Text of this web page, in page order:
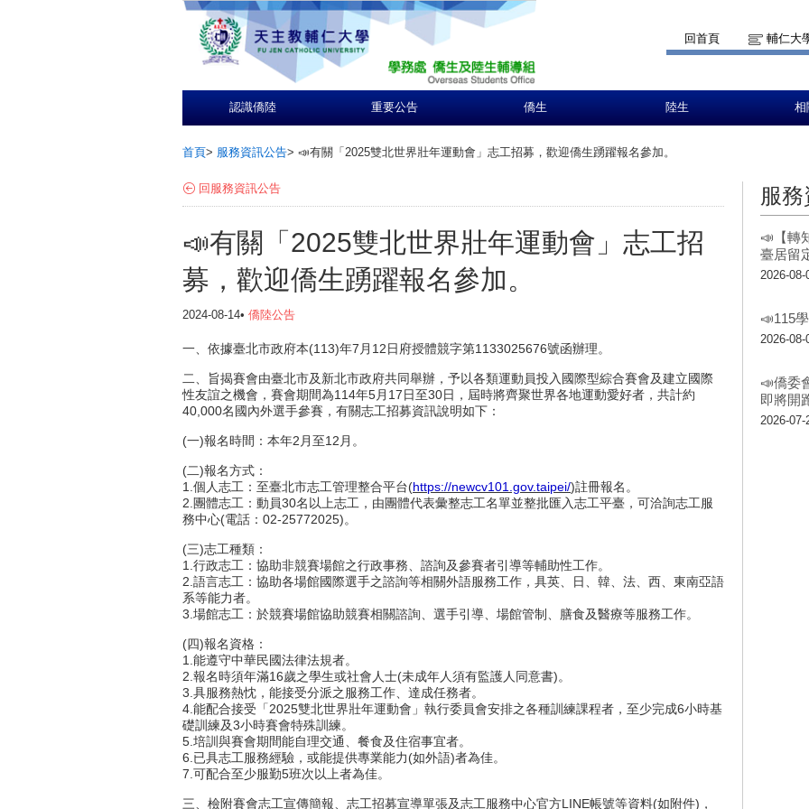
回首頁 輔仁大
認識僑陸 重要公告 僑生 陸生 相
首頁> 服務資訊公告> 📣有關「2025雙北世界壯年運動會」志工招募，歡迎僑生踴躍報名參加。
回服務資訊公告
📣有關「2025雙北世界壯年運動會」志工招
募，歡迎僑生踴躍報名參加。
2024-08-14• 僑陸公告
一、依據臺北市政府本(113)年7月12日府授體競字第1133025676號函辦理。
二、旨揭賽會由臺北市及新北市政府共同舉辦，予以各類運動員投入國際型綜合賽會及建立國際
性友誼之機會，賽會期間為114年5月17日至30日，屆時將齊聚世界各地運動愛好者，共計約
40,000名國內外選手參賽，有關志工招募資訊說明如下：
(一)報名時間：本年2月至12月。
(二)報名方式：
1.個人志工：至臺北市志工管理整合平台(https://newcv101.gov.taipei/)註冊報名。
2.團體志工：動員30名以上志工，由團體代表彙整志工名單並整批匯入志工平臺，可洽詢志工服
務中心(電話：02-25772025)。
(三)志工種類：
1.行政志工：協助非競賽場館之行政事務、諮詢及參賽者引導等輔助性工作。
2.語言志工：協助各場館國際選手之諮詢等相關外語服務工作，具英、日、韓、法、西、東南亞語
系等能力者。
3.場館志工：於競賽場館協助競賽相關諮詢、選手引導、場館管制、膳食及醫療等服務工作。
(四)報名資格：
1.能遵守中華民國法律法規者。
2.報名時須年滿16歲之學生或社會人士(未成年人須有監護人同意書)。
3.具服務熱忱，能接受分派之服務工作、達成任務者。
4.能配合接受「2025雙北世界壯年運動會」執行委員會安排之各種訓練課程者，至少完成6小時基
礎訓練及3小時賽會特殊訓練。
5.培訓與賽會期間能自理交通、餐食及住宿事宜者。
6.已具志工服務經驗，或能提供專業能力(如外語)者為佳。
7.可配合至少服勤5班次以上者為佳。
三、檢附賽會志工宣傳簡報、志工招募宣導單張及志工服務中心官方LINE帳號等資料(如附件)，
服
📣【轉
臺居留
2026-08-
📣115
2026-08-
📣僑委
即將開
2026-07-